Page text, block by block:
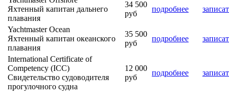
Яхтенный капитан дальнего
плавания
34 500
руб
подробнее
Yachtmaster Ocean
Яхтенный капитан океанского
плавания
35 500
руб
подробнее
International Certificate of
Competency (ICC)
Свидетельство судоводителя
прогулочного судна
12 000
руб
подробнее